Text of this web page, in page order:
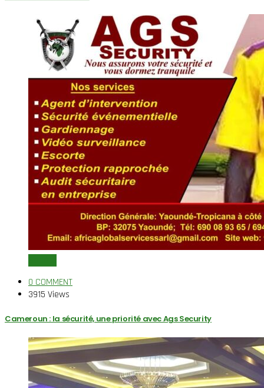
0 COMMENT
3915 Views
Cameroun : la sécurité, une priorité avec Ags Security